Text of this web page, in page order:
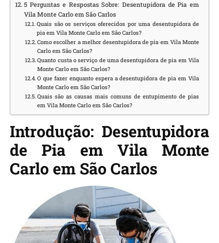
5 Perguntas e Respostas Sobre: Desentupidora de Pia em
Vila Monte Carlo em São Carlos
Quais são os serviços oferecidos por uma desentupidora de
pia em Vila Monte Carlo em São Carlos?
Como escolher a melhor desentupidora de pia em Vila Monte
Carlo em São Carlos?
Quanto custa o serviço de uma desentupidora de pia em Vila
Monte Carlo em São Carlos?
O que fazer enquanto espera a desentupidora de pia em Vila
Monte Carlo em São Carlos?
Quais são as causas mais comuns de entupimento de pias
em Vila Monte Carlo em São Carlos?
Introdução: Desentupidora
de Pia em Vila Monte
Carlo em São Carlos